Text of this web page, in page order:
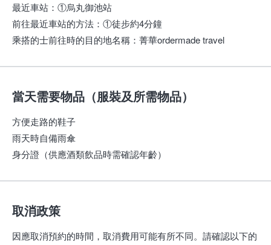
最近車站 ： ①烏丸御池站
前往最近車站的方法 ： ①徒步約4分鐘
乘搭的士前往時的目的地名稱 ： 菁華ordermade travel
當天需要物品（服裝及所需物品）
方便走路的鞋子
雨天時自備雨傘
身分證（供應酒類飲品時需確認年齡）
取消政策
因應取消預約的時間，取消費用可能有所不同。請確認以下的